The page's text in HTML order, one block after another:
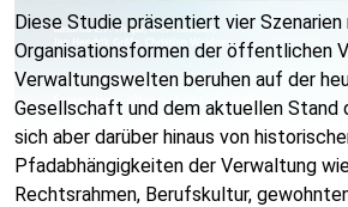
Diese Studie präsentiert vier
Organisationsformen der öffentlichen
Verwaltungswelten beruhen auf der
Gesellschaft und dem aktuellen Stand
sich aber darüber hinaus von
Pfadabhängigkeiten der Verwaltung
Rechtsrahmen, Berufskultur,